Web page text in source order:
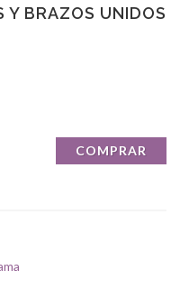
Y BRAZOS UNIDOS
COMPRAR